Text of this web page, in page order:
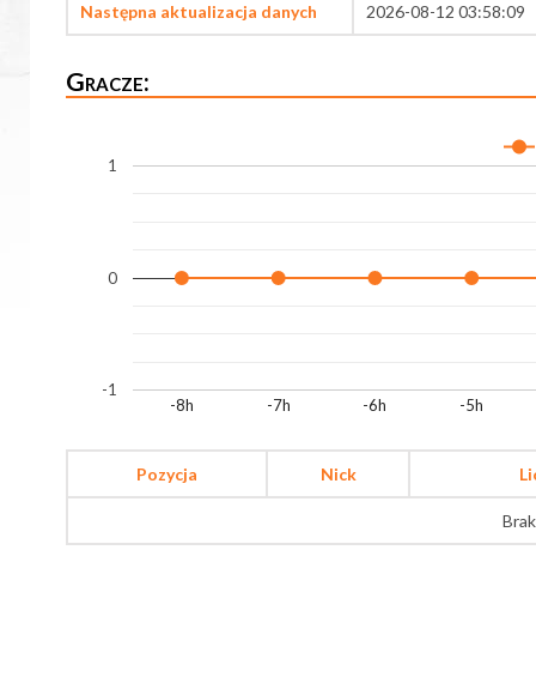
Następna aktualizacja danych 2026-08-12 03:58:09
Gracze:
-8h -7h -6h -5h
-1
0
1
Pozycja Nick